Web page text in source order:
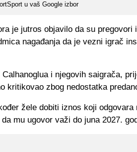
u vaš Google izbor
je jutros objavilo da su pregovori
nagađanja da je vezni igrač
i njegovih saigrača,
kritikovao zbog nedostatka
žele dobiti iznos koji odgovara
mu ugovor važi do juna 2027.